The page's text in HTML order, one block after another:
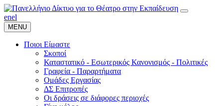
enel
MENU
Ποιοι Είμαστε
Σκοποί
Καταστατικό - Εσωτερικός Κανονισμός - Πολιτικές
Γραφεία - Παραρτήματα
Ομάδες Εργασίας
ΔΣ Επιτροπές
Οι δράσεις σε διάφορες περιοχές